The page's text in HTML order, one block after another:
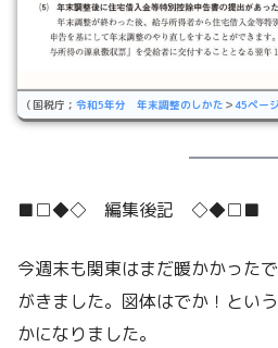
（国税庁； 令和5年分 年末調整のしかた ＞45ペー
■□◆◇ 編集後記 ◇◆□■
今週末も関東はまだ暖かかった
がきました。図体はでか！とい
かになりました。